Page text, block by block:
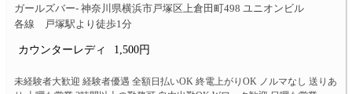
ガールズバー- 神奈川県横浜市戸塚区上倉田町498 ユニオンビル
各線 戸塚駅より徒歩1分
カウンターレディ 1,500円
未経験者大歓迎 経験者優遇 全額日払いOK 終電上がりOK ノルマなし 送りあ